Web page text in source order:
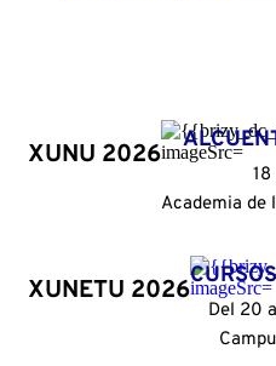
XUNU 2026
Academia de
XUNETU 2026
Del 20